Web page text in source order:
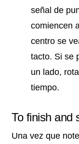
señal de
comiencen
centro se
tacto. Si se
un lado,
tiempo.
To finish and
Una vez que